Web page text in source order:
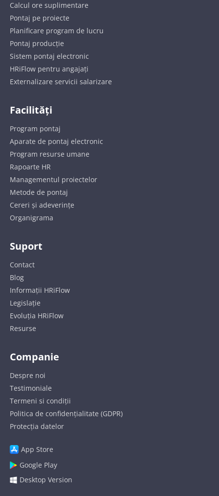
Calcul ore suplimentare
Pontaj pe proiecte
Planificare program de lucru
Pontaj producție
Sistem pontaj electronic
HRiFlow pentru angajați
Externalizare servicii salarizare
Facilități
Program pontaj
Aparate de pontaj electronic
Program resurse umane
Rapoarte HR
Managementul proiectelor
Metode de pontaj
Cereri și adeverințe
Organigrama
Suport
Contact
Blog
Informații HRiFlow
Legislație
Evoluția HRiFlow
Resurse
Companie
Despre noi
Testimoniale
Termeni si condiții
Politica de confidențialitate (GDPR)
Protecția datelor
App Store
Google Play
Desktop Version